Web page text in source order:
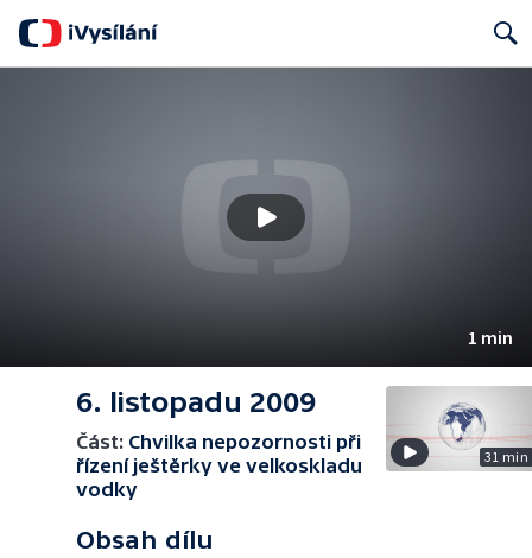
1 min
6. listopadu 2009
Část: Chvilka nepozornosti při
řízení ještěrky ve velkoskladu
vodky
Obsah dílu
31 min